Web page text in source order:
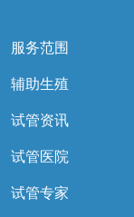
服务范围
辅助生殖
试管资讯
试管医院
试管专家